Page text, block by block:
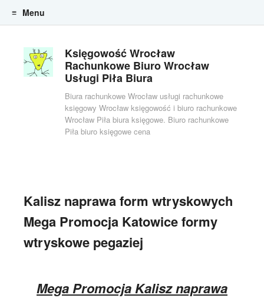
Księgowość Wrocław
Rachunkowe Biuro Wrocław
Usługi Piła Biura
Biura rachunkowe Wrocław usługi rachunkowe
księgowy Wrocław księgowość i biuro rachunkowe
Wrocław Piła biura księgowe. Biuro rachunkowe
Piła biuro księgowe cena
Menu
Kalisz naprawa form wtryskowych
Mega Promocja Katowice formy
wtryskowe pegaziej
Mega Promocja Kalisz naprawa